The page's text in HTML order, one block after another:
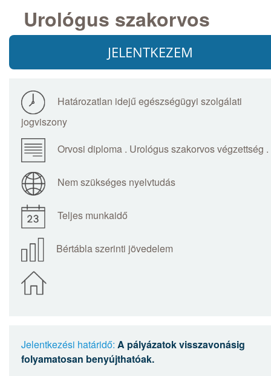
Urológus szakorvos
JELENTKEZEM
Határozatlan idejű egészségügyi szolgálati
jogviszony
Orvosi diploma . Urológus szakorvos végzettség .
Nem szükséges nyelvtudás
Teljes munkaidő
Bértábla szerinti jövedelem
Jelentkezési határidő: A pályázatok visszavonásig
folyamatosan benyújthatóak.